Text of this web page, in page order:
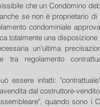
che un Condòmino
se non è proprietario
condominiale
totalmente una disposizione
un’ultima
tra regolamento
essere infatti:
dal costruttore-
quando sono i